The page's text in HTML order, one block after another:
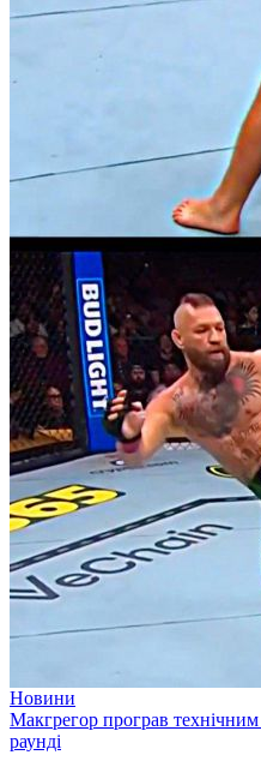
Новини
Макгрегор програв
раунді